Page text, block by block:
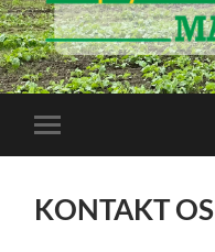
mobile
KONTAKT OS